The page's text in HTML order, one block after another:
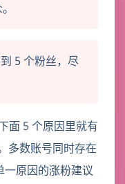
5 个粉丝，尽
面 5 个原因里就有
多数账号同时存在
原因的涨粉建议